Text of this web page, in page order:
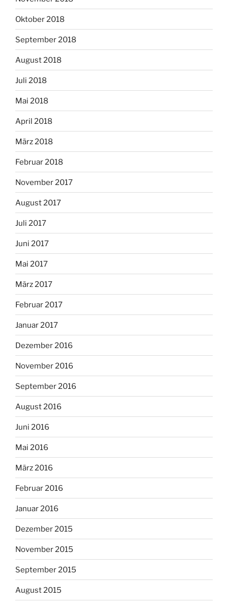
Oktober 2018
September 2018
August 2018
Juli 2018
Mai 2018
April 2018
März 2018
Februar 2018
November 2017
August 2017
Juli 2017
Juni 2017
Mai 2017
März 2017
Februar 2017
Januar 2017
Dezember 2016
November 2016
September 2016
August 2016
Juni 2016
Mai 2016
März 2016
Februar 2016
Januar 2016
Dezember 2015
November 2015
September 2015
August 2015